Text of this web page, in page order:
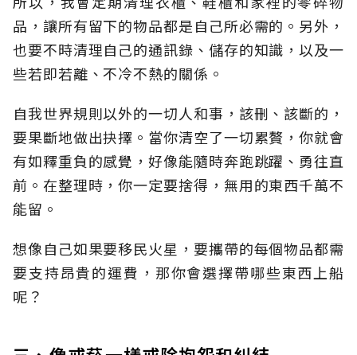
品，讓所有留下的物品都是自己所必需的。另外，
也要不時清理自己的通訊錄、儲存的知識，以及一
些若即若離、不冷不熱的關係。
自我世界規則以外的一切人和事，該刪、該斷的，
要果斷地做出抉擇。當你清空了一切累贅，你就會
有如釋重負的感覺，好像能隨時奔跑跳躍、勇往直
前。在整理時，你一定要捨得，無用的東西千萬不
能留。
想像自己如果要移民火星，要攜帶的每個物品都需
要支持昂貴的運費，那你會選擇帶哪些東西上船
呢？